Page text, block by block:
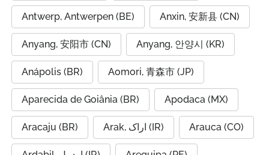
Antwerp, Antwerpen (BE) Anxin, 安新县 (CN)
Anyang, 安阳市 (CN) Anyang, 안양시 (KR)
Anápolis (BR) Aomori, 青森市 (JP)
Aparecida de Goiânia (BR) Apodaca (MX)
Aracaju (BR) Arak, اراک (IR) Arauca (CO)